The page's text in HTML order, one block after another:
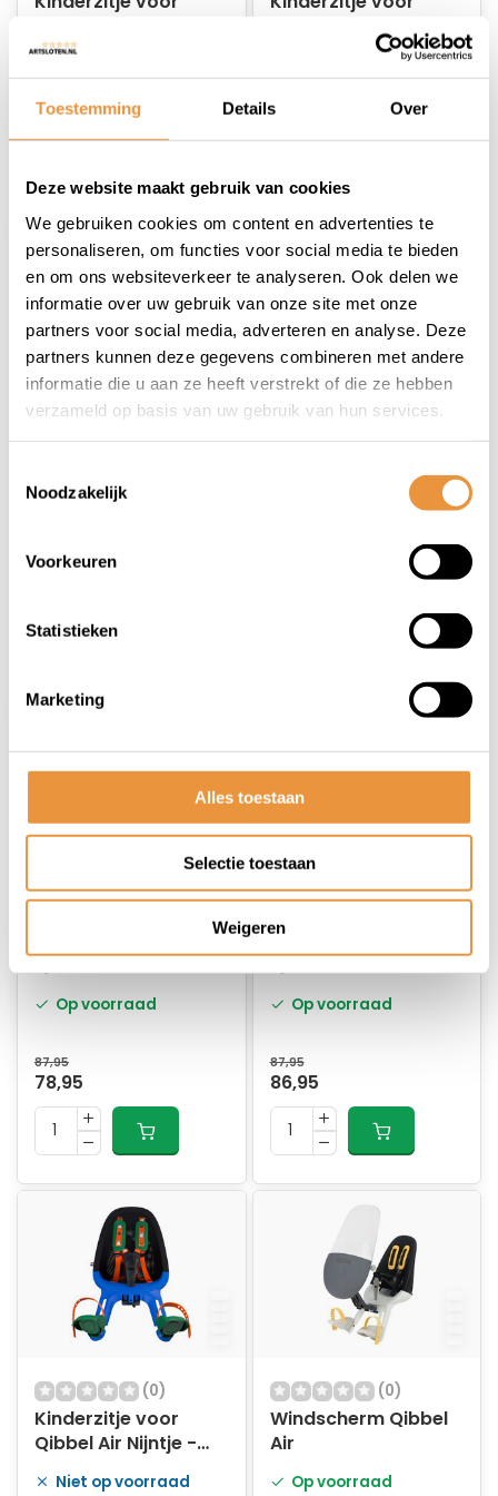
Toestemming Details Over
Deze website maakt gebruik van cookies
We gebruiken cookies om content en advertenties te
personaliseren, om functies voor social media te bieden
en om ons websiteverkeer te analyseren. Ook delen we
informatie over uw gebruik van onze site met onze
partners voor social media, adverteren en analyse. Deze
partners kunnen deze gegevens combineren met andere
informatie die u aan ze heeft verstrekt of die ze hebben
verzameld op basis van uw gebruik van hun services.
Noodzakelijk
Voorkeuren
Statistieken
Marketing
Alles toestaan
Selectie toestaan
Weigeren
blue
Qibbel Air - magic
(0)
Qibbel Air - sparkling
(0)
Op voorraad
87,95
78,95
Kinderzitje voor
Op voorraad
87,95
86,95
(0)
Kinderzitje voor
Qibbel Air Nijntje -
blauw
Niet op voorraad
(0)
Windscherm Qibbel
Air
Op voorraad